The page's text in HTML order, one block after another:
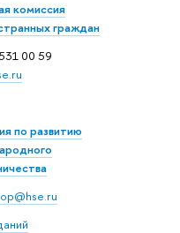
комиссия
граждан
00 59
по развитию